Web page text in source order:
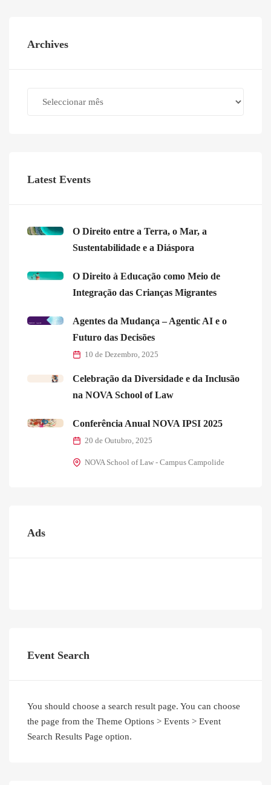
Archives
Latest Events
O Direito entre a Terra, o Mar, a
Sustentabilidade e a Diáspora
O Direito à Educação como Meio de
Integração das Crianças Migrantes
Agentes da Mudança – Agentic AI e o
Futuro das Decisões
10 de Dezembro, 2025
Celebração da Diversidade e da Inclusão
na NOVA School of Law
Conferência Anual NOVA IPSI 2025
20 de Outubro, 2025
NOVA School of Law - Campus Campolide
Ads
Event Search
You should choose a search result page. You can choose
the page from the Theme Options > Events > Event
Search Results Page option.